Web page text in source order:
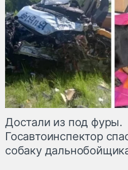
Достали из под фуры.
Госавтоинспектор
собаку